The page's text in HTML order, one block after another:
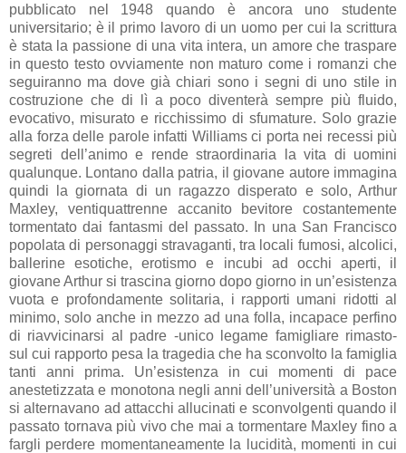
pubblicato nel 1948 quando è ancora uno studente
universitario; è il primo lavoro di un uomo per cui la scrittura
è stata la passione di una vita intera, un amore che traspare
in questo testo ovviamente non maturo come i romanzi che
seguiranno ma dove già chiari sono i segni di uno stile in
costruzione che di lì a poco diventerà sempre più fluido,
evocativo, misurato e ricchissimo di sfumature. Solo grazie
alla forza delle parole infatti Williams ci porta nei recessi più
segreti dell’animo e rende straordinaria la vita di uomini
qualunque. Lontano dalla patria, il giovane autore immagina
quindi la giornata di un ragazzo disperato e solo, Arthur
Maxley, ventiquattrenne accanito bevitore costantemente
tormentato dai fantasmi del passato. In una San Francisco
popolata di personaggi stravaganti, tra locali fumosi, alcolici,
ballerine esotiche, erotismo e incubi ad occhi aperti, il
giovane Arthur si trascina giorno dopo giorno in un’esistenza
vuota e profondamente solitaria, i rapporti umani ridotti al
minimo, solo anche in mezzo ad una folla, incapace perfino
di riavvicinarsi al padre -unico legame famigliare rimasto-
sul cui rapporto pesa la tragedia che ha sconvolto la famiglia
tanti anni prima. Un’esistenza in cui momenti di pace
anestetizzata e monotona negli anni dell’università a Boston
si alternavano ad attacchi allucinati e sconvolgenti quando il
passato tornava più vivo che mai a tormentare Maxley fino a
fargli perdere momentaneamente la lucidità, momenti in cui